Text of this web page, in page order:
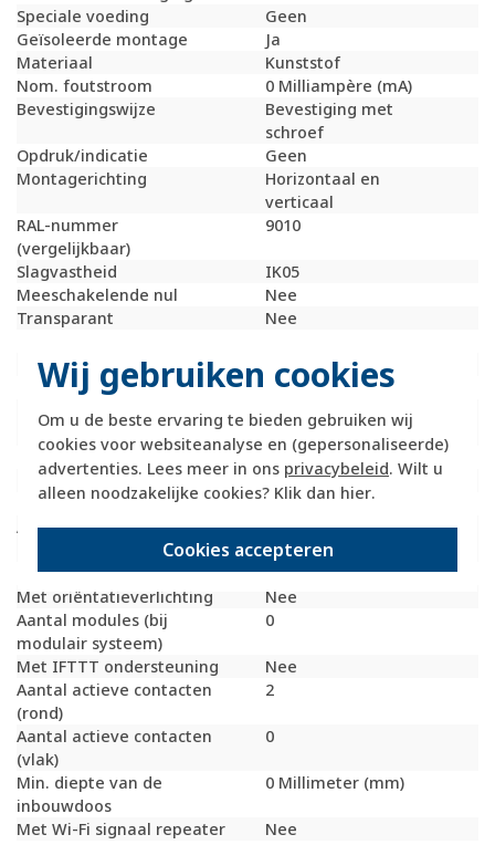
Wij gebruiken cookies
Om u de beste ervaring te bieden gebruiken wij
cookies voor websiteanalyse en (gepersonaliseerde)
advertenties. Lees meer in ons privacybeleid. Wilt u
alleen noodzakelijke cookies? Klik dan hier.
Cookies accepteren
Speciale voeding
Geen
Geïsoleerde montage
Ja
Materiaal
Kunststof
Nom. foutstroom
0 Milliampère (mA)
Bevestigingswijze
Bevestiging met
schroef
Opdruk/indicatie
Geen
Montagerichting
Horizontaal en
verticaal
RAL-nummer
(vergelijkbaar)
9010
Slagvastheid
IK05
Meeschakelende nul
Nee
Transparant
Nee
Met glaszekering
Nee
Met doorlusvoorziening
Nee
Geschikt voor
beschermingsgraad (IP)
IP55
Schakelmateriaalbreedte
76 Millimeter (mm)
Schakelmateriaalhoogte
76 Millimeter (mm)
Schakelmateriaaldiepte
65 Millimeter (mm)
Aantal contactdozen
0
Met functieverlichting
Nee
Met oriëntatieverlichting
Nee
Aantal modules (bij
modulair systeem)
0
Met IFTTT ondersteuning
Nee
Aantal actieve contacten
(rond)
2
Aantal actieve contacten
(vlak)
0
Min. diepte van de
inbouwdoos
0 Millimeter (mm)
Met Wi-Fi signaal repeater
Nee